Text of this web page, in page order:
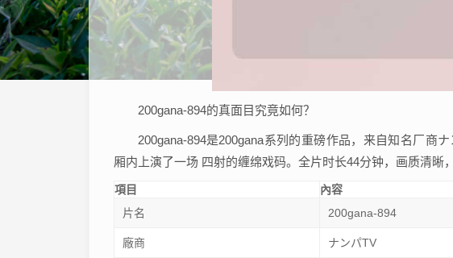
200gana-894的真面目究竟如何？
200gana-894是200gana系列的重磅作品，来自知名厂商
厢内上演了一场 四射的缠绵戏码。全片时长44分钟，画质清晰
項目
內容
片名
200gana-894
廠商 ナンパTV